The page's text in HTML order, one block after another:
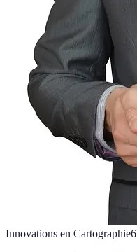
Innovations en Cartographie6